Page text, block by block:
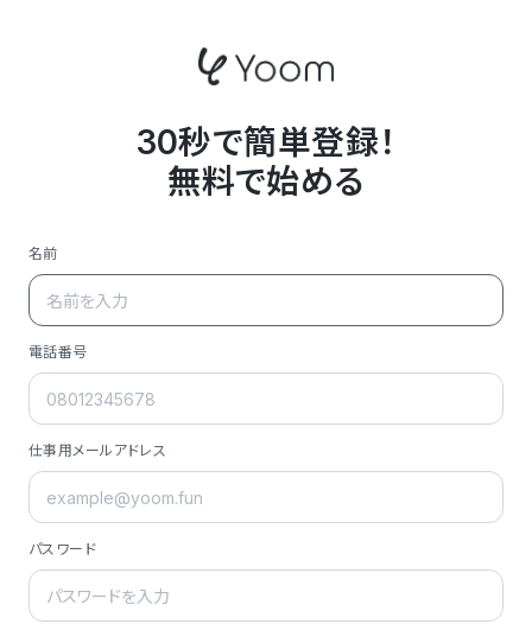
30秒で簡単登録！
無料で始める
名前
電話番号
仕事用メールアドレス
パスワード